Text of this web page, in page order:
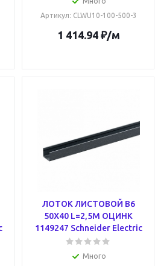
Артикул: CLWU10-100-500-3
1 414.94₽/м
ЛОТОК ЛИСТОВОЙ B6
50Х40 L=2,5M ОЦИНК
1149247 Schneider Electric
Много